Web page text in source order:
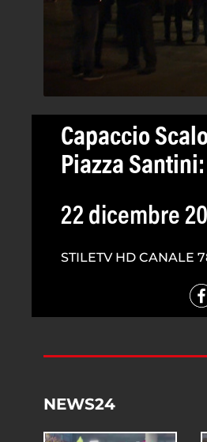
Capaccio
Piazza
22 dicembre
STILETV HD CANALE
NEWS24